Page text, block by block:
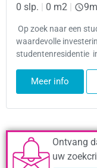
0 slp. | 0 m2 | 9m
Op zoek naar een
waardevolle
studentenresidentie
Meer info
Ontvang
uw